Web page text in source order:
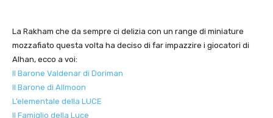
La Rakham che da sempre ci delizia con un range di miniature
mozzafiato questa volta ha deciso di far impazzire i giocatori di
Alhan, ecco a voi:
Il Barone Valdenar di Doriman
Il Barone di Allmoon
L’elementale della LUCE
Il Famiglio della Luce